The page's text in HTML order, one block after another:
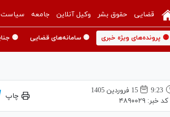
قضایی حقوق بشر وکیل آنلاین جامعه سیاست
🟡 پرونده‌های ویژه خبری 🟡 سامانه‌های قضایی 🟡
9:23
15 فروردين 1405
کد خبر:۴۸۹۰۰۲۹
چاپ